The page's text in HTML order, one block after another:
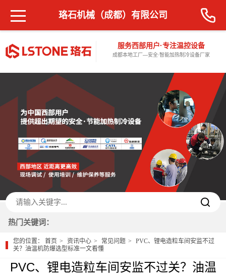
服务西部用户·专注温控设备
成都本地工厂—安全·智能加热制冷设备厂家
珞石机械（成都）有限公司
热门关键词：
您的位置：首页 资讯中心 常见问题
PVC、锂电造粒车间安监不过
关？油温机防爆选型标准一文看懂
PVC、锂电造粒车间安监不过关？油温